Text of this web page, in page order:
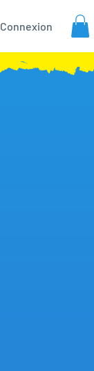
Connexion